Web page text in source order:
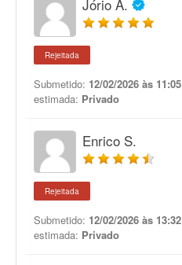
Jório A.
Rejeitada
Submetido: 12/02/2026 às 11:05
estimada: Privado
Enrico S.
Rejeitada
Submetido: 12/02/2026 às 13:32
estimada: Privado